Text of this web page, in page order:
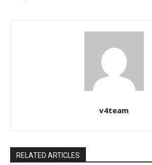
v4team
RELATED ARTICLES